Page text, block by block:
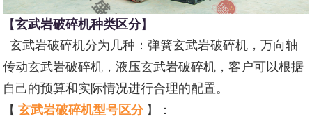
【玄武岩破碎机种类区分】
玄武岩破碎机分为几种：弹簧玄武岩破碎机，万向轴
传动玄武岩破碎机，液压玄武岩破碎机，客户可以根据
自己的预算和实际情况进行合理的配置。
【 玄武岩破碎机型号区分 】：